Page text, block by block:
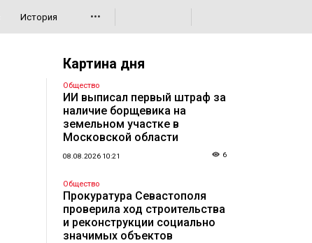
История •••
Картина дня
Общество
ИИ выписал первый штраф за
наличие борщевика на
земельном участке в
Московской области
08.08.2026 10:21 6
Общество
Прокуратура Севастополя
проверила ход строительства
и реконструкции социально
значимых объектов